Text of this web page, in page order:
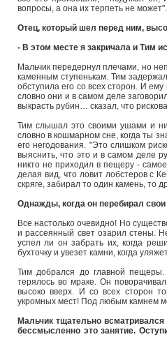
вопросы, а она их терпеть не может".
Отец, который шел перед ним,
- В этом месте я закричала и Тим
Мальчик передернул плечами, но
каменным ступенькам. Тим
обступила его со всех сторон. И
словно они и в самом деле
выкрасть рубин… сказал, что
Тим слышал это своими ушами и
словно в кошмарном сне, когда ты
его негодования. "Это слишком
выяснить, что это и в самом деле
никто не приходил в пещеру -
делая вид, что ловит лобстеров с
скряге, забирал то один камень, то
Однажды, когда он перебирал
Все настолько очевидно! Но
и рассеянный свет озарил стены.
успел ли он забрать их, когда
бухточку и увезет камни, когда
Тим добрался до главной пещеры.
терялось во мраке. Он
высоко вверх. И со всех сторон
укромных мест! Под любым камнем
Мальчик тщательно
бессмысленно это занятие.